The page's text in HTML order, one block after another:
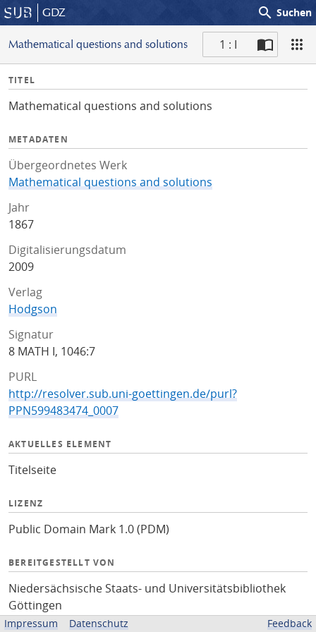
GDZ search Suchen
Mathematical questions and solutions 1 : I
I
f
TITEL
Mathematical questions and solutions
METADATEN
Übergeordnetes Werk
Mathematical questions and solutions
Jahr
1867
Digitalisierungsdatum
2009
Verlag
Hodgson
Signatur
8 MATH I, 1046:7
PURL
http://resolver.sub.uni-goettingen.de/purl?
PPN599483474_0007
AKTUELLES ELEMENT
Titelseite
LIZENZ
Public Domain Mark 1.0 (PDM)
BEREITGESTELLT VON
Niedersächsische Staats- und Universitätsbibliothek
Göttingen
Impressum Datenschutz Feedback